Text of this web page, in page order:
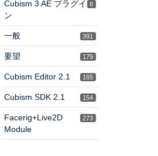
8
Cubism 3 AE プラグイ
ン
391
一般
179
要望
165
Cubism Editor 2.1
154
Cubism SDK 2.1
273
Facerig+Live2D
Module